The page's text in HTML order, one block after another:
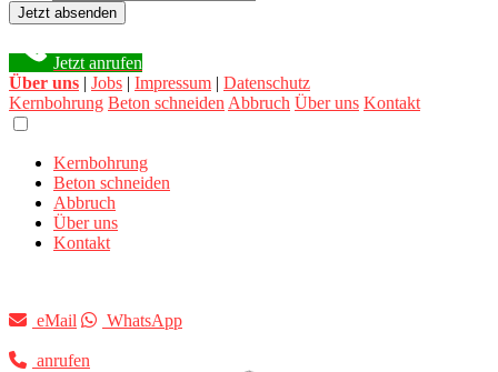
Jetzt absenden
Jetzt anrufen
Über uns | Jobs | Impressum | Datenschutz
Kernbohrung Beton schneiden Abbruch Über uns Kontakt
Kernbohrung
Beton schneiden
Abbruch
Über uns
Kontakt
eMail WhatsApp
anrufen